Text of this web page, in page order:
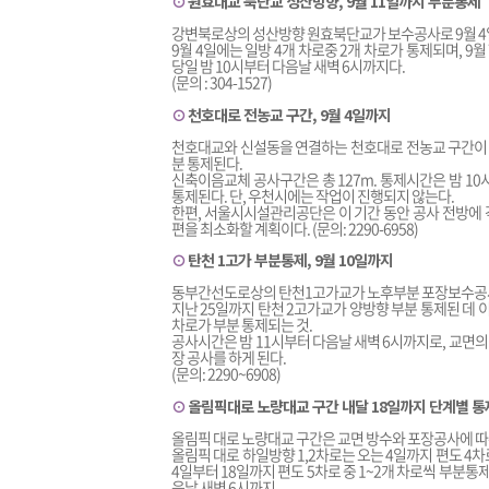
강변북로상의 성산방향 원효북단교가 보수공사로 9월
9월 4일에는 일방 4개 차로중 2개 차로가 통제되며, 9
당일 밤 10시부터 다음날 새벽 6시까지다.
(문의 : 304-1527)
⊙천호대로 전농교 구간, 9월 4일까지
천호대교와 신설동을 연결하는 천호대로 전농교 구간
분 통제된다.
신축이음교체 공사구간은 총 127m. 통제시간은 밤
통제된다. 단, 우천시에는 작업이 진행되지 않는다.
한편, 서울시시설관리공단은 이 기간 동안 공사 전방
편을 최소화할 계획이다. (문의: 2290-6958)
⊙탄천 1고가 부분통제, 9월 10일까지
동부간선도로상의 탄천1고가교가 노후부분 포장보수
지난 25일까지 탄천 2고가교가 양방향 부분 통제된 데
차로가 부분 통제되는 것.
공사시간은 밤 11시부터 다음날 새벽 6시까지로, 교면
장 공사를 하게 된다.
(문의: 2290~6908)
⊙올림픽대로 노량대교 구간 내달 18일까지 단계별 통
올림픽 대로 노량대교 구간은 교면 방수와 포장공사에
올림픽 대로 하일방향 1,2차로는 오는 4일까지 편도 4
4일부터 18일까지 편도 5차로 중 1~2개 차로씩 부분통